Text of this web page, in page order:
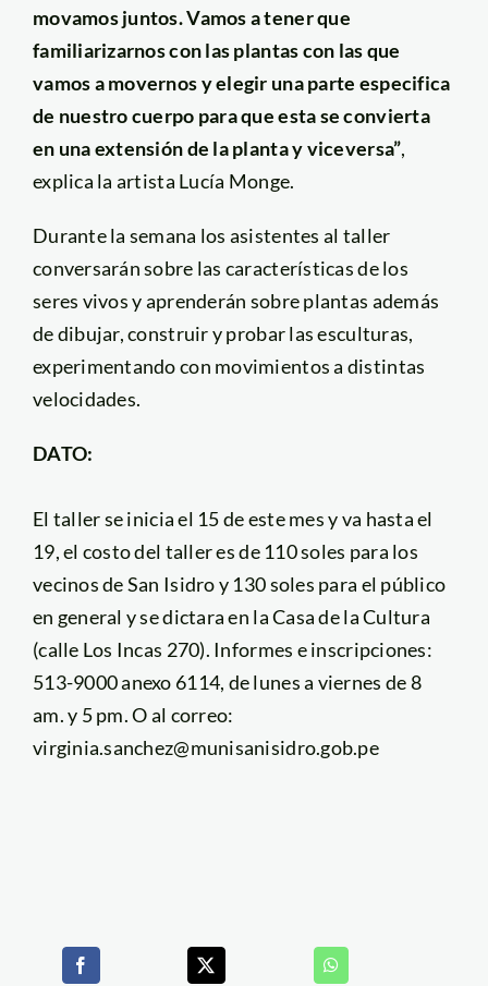
movamos juntos. Vamos a tener que
familiarizarnos con las plantas con las que
vamos a movernos y elegir una parte especifica
de nuestro cuerpo para que esta se convierta
en una extensión de la planta y viceversa”,
explica la artista Lucía Monge.
Durante la semana los asistentes al taller
conversarán sobre las características de los
seres vivos y aprenderán sobre plantas además
de dibujar, construir y probar las esculturas,
experimentando con movimientos a distintas
velocidades.
DATO:
El taller se inicia el 15 de este mes y va hasta el
19, el costo del taller es de 110 soles para los
vecinos de San Isidro y 130 soles para el público
en general y se dictara en la Casa de la Cultura
(calle Los Incas 270). Informes e inscripciones:
513-9000 anexo 6114, de lunes a viernes de 8
am. y 5 pm. O al correo:
virginia.sanchez@munisanisidro.gob.pe